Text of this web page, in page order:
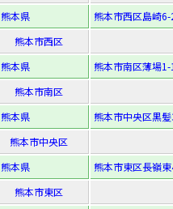
熊本県
熊本市西区島崎
熊本市西区
熊本県
熊本市南区薄場
熊本市南区
熊本県
熊本市中央区黒
熊本市中央区
熊本県
熊本市東区長嶺
熊本市東区